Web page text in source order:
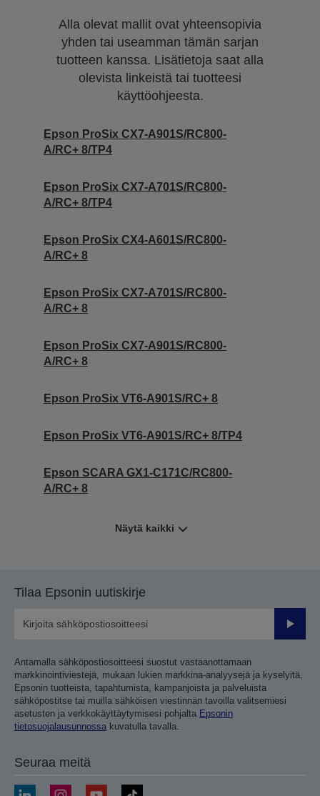
Alla olevat mallit ovat yhteensopivia
yhden tai useamman tämän sarjan
tuotteen kanssa. Lisätietoja saat alla
olevista linkeistä tai tuotteesi
käyttöohjeesta.
Epson ProSix CX7-A901S/RC800-
A/RC+ 8/TP4
Epson ProSix CX7-A701S/RC800-
A/RC+ 8/TP4
Epson ProSix CX4-A601S/RC800-
A/RC+ 8
Epson ProSix CX7-A701S/RC800-
A/RC+ 8
Epson ProSix CX7-A901S/RC800-
A/RC+ 8
Epson ProSix VT6-A901S/RC+ 8
Epson ProSix VT6-A901S/RC+ 8/TP4
Epson SCARA GX1-C171C/RC800-
A/RC+ 8
Näytä kaikki
Tilaa Epsonin uutiskirje
Lähetä
Antamalla sähköpostiosoitteesi suostut vastaanottamaan
markkinointiviestejä, mukaan lukien markkina-analyysejä ja kyselyitä,
Epsonin tuotteista, tapahtumista, kampanjoista ja palveluista
sähköpostitse tai muilla sähköisen viestinnän tavoilla valitsemiesi
asetusten ja verkkokäyttäytymisesi pohjalta Epsonin
tietosuojalausunnossa kuvatulla tavalla.
Seuraa meitä